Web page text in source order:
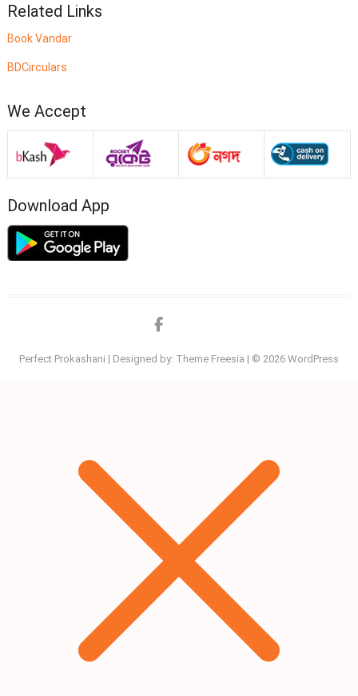
Related Links
Book Vandar
BDCirculars
We Accept
Download App
Facebook
Perfect Prokashani | Designed by: Theme Freesia | © 2026 WordPress